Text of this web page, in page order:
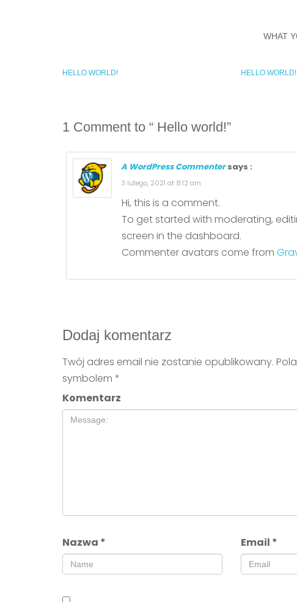
WHAT
HELLO WORLD! HELLO WORLD!
1 Comment to “ Hello world!”
A WordPress Commentersays :
3 lutego, 2021 at 8:12 am
Hi, this is a comment.
To get started with moderating,
screen in the dashboard.
Commenter avatars come from
Dodaj komentarz
Twój adres email nie zostanie opublikowany.
symbolem *
Komentarz
Nazwa * Email *